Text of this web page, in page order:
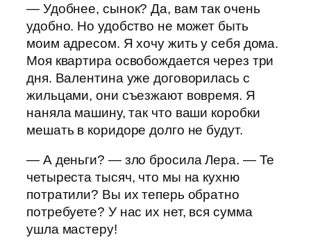
— Удобнее, сынок? Да, вам так очень
удобно. Но удобство не может быть
моим адресом. Я хочу жить у себя дома.
Моя квартира освобождается через три
дня. Валентина уже договорилась с
жильцами, они съезжают вовремя. Я
наняла машину, так что ваши коробки
мешать в коридоре долго не будут.
— А деньги? — зло бросила Лера. — Те
четыреста тысяч, что мы на кухню
потратили? Вы их теперь обратно
потребуете? У нас их нет, вся сумма
ушла мастеру!